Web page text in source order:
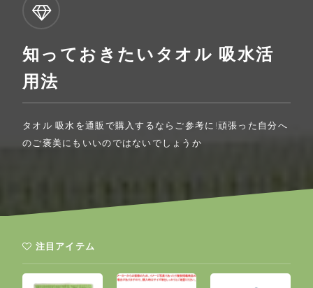
知っておきたいタオル 吸水活
用法
タオル 吸水を通販で購入するならご参考に!頑張った自分へ
のご褒美にもいいのではないでしょうか
注目アイテム